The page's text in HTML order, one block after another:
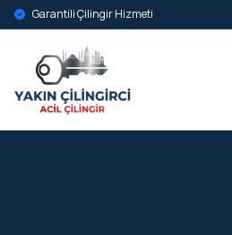
Garantili Çilingir Hizmeti